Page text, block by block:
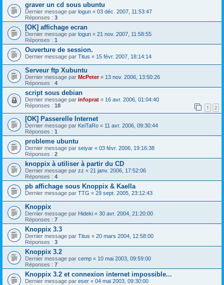
graver un cd sous ubuntu
Dernier message par logun « 03 déc. 2007, 11:53:47
Réponses : 3
[OK] affichage ecran
Dernier message par logun « 21 nov. 2007, 11:58:55
Réponses : 1
Ouverture de session.
Dernier message par Titus « 15 févr. 2007, 18:14:14
Serveur ftp Xubuntu
Dernier message par McPeter« 13 nov. 2006, 13:50:26
Réponses : 4
script sous debian
Dernier message par infoprat « 16 avr. 2006, 01:04:40
Réponses : 18 1 2
[OK] Passerelle Internet
Dernier message par KeiTaRo « 11 avr. 2006, 09:30:44
Réponses : 1
probleme ubuntu
Dernier message par seiyar « 03 févr. 2006, 19:16:38
Réponses : 2
knoppix à utiliser à partir du CD
Dernier message par zz « 21 janv. 2006, 17:52:06
Réponses : 4
pb affichage sous Knoppix & Kaella
Dernier message par TTG « 29 sept. 2005, 23:12:43
Knoppix
Dernier message par Hideki « 30 avr. 2004, 21:20:00
Réponses : 7
Knoppix 3.3
Dernier message par Titus « 20 mars 2004, 12:58:00
Réponses : 3
Knoppix 3.2
Dernier message par cemp « 10 mai 2003, 09:59:00
Réponses : 7
Knoppix 3.2 et connexion internet impossible...
Dernier message par eser « 04 mai 2003, 09:30:00